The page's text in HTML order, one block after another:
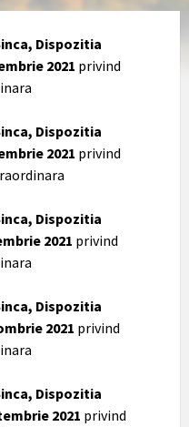
Dispozitia
2021 privind
Dispozitia
2021 privind
Dispozitia
2021 privind
Dispozitia
2021 privind
Dispozitia
2021 privind